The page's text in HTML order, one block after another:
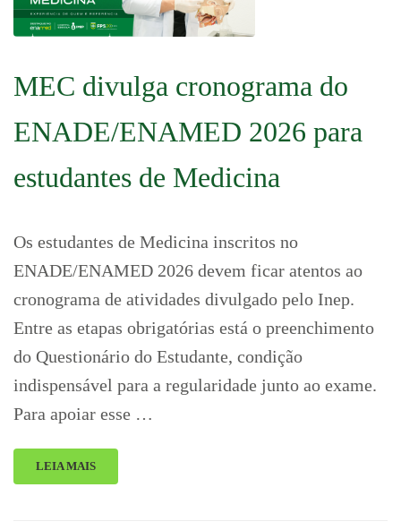
MEC divulga cronograma do
ENADE/ENAMED 2026 para
estudantes de Medicina
Os estudantes de Medicina inscritos no
ENADE/ENAMED 2026 devem ficar atentos ao
cronograma de atividades divulgado pelo Inep.
Entre as etapas obrigatórias está o preenchimento
do Questionário do Estudante, condição
indispensável para a regularidade junto ao exame.
Para apoiar esse …
LEIA MAIS